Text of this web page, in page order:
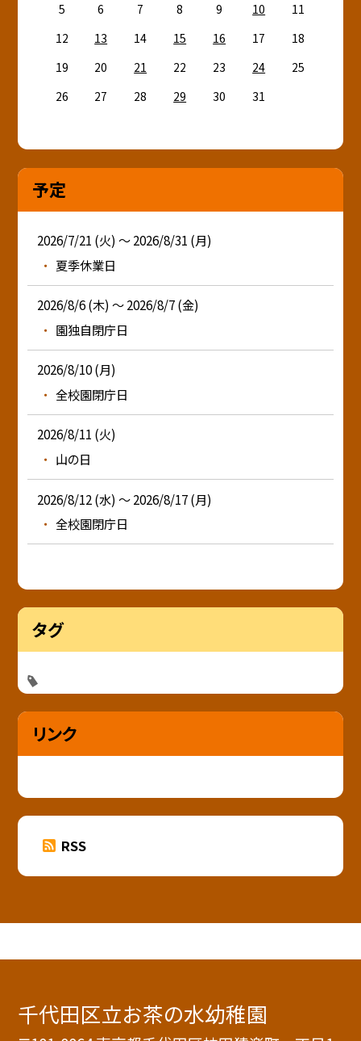
5
6 7 8 9 10
11
12
13 14 15 16 17
18
19
20 21 22 23 24
25
26
27 28 29 30 31
予定
2026/7/21 (火) ～ 2026/8/31 (月)
夏季休業日
2026/8/6 (木) ～ 2026/8/7 (金)
園独自閉庁日
2026/8/10 (月)
全校園閉庁日
2026/8/11 (火)
山の日
2026/8/12 (水) ～ 2026/8/17 (月)
全校園閉庁日
タグ
リンク
RSS
千代田区立お茶の水幼稚園